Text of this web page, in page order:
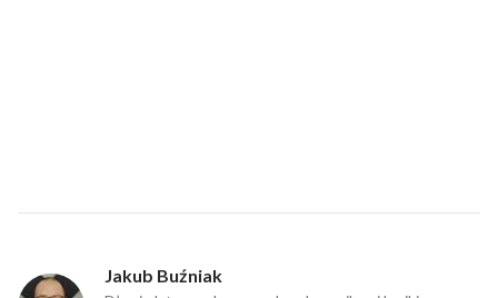
Jakub Buźniak